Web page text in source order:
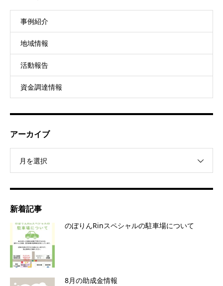
事例紹介
地域情報
活動報告
資金調達情報
アーカイブ
月を選択
新着記事
のぼりんRinスペシャルの駐車場について
8月の助成金情報